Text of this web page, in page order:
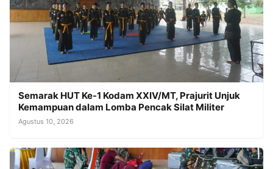
Semarak HUT Ke-1 Kodam XXIV/MT, Prajurit Unjuk
Kemampuan dalam Lomba Pencak Silat Militer
Agustus 10, 2026